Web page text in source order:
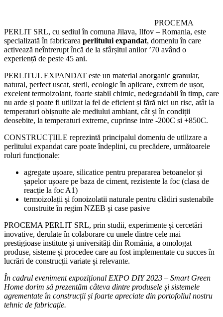
PROCEMA
PERLIT SRL, cu sediul în comuna Jilava, Ilfov – Romania, este
specializată în fabricarea perlitului expandat, domeniu în care
activează neîntrerupt încă de la sfârșitul anilor ’70 având o
experiență de peste 45 ani.
PERLITUL EXPANDAT este un material anorganic granular,
natural, perfect uscat, steril, ecologic în aplicare, extrem de ușor,
excelent termoizolant, foarte stabil chimic, nedegradabil în timp, care
nu arde și poate fi utilizat la fel de eficient și fără nici un risc, atât la
temperaturi obișnuite ale mediului ambiant, cât și în condiții
deosebite, la temperaturi extreme, cuprinse intre -200C si +850C.
CONSTRUCȚIILE reprezintă principalul domeniu de utilizare a
perlitului expandat care poate îndeplini, cu precădere, următoarele
roluri funcționale:
agregate ușoare, silicatice pentru prepararea betoanelor și
șapelor ușoare pe baza de ciment, rezistente la foc (clasa de
reacție la foc A1)
termoizolații și fonoizolatii naturale pentru clădiri sustenabile
construite în regim NZEB și case pasive
PROCEMA PERLIT SRL, prin studii, experimente și cercetări
inovative, derulate în colaborare cu unele dintre cele mai
prestigioase institute și universități din România, a omologat
produse, sisteme și procedee care au fost implementate cu succes în
lucrări de construcții variate și relevante.
În cadrul eveniment expozițional EXPO DIY 2023 – Smart Green
Home dorim să prezentăm câteva dintre produsele și sistemele
agrementate în construcții și foarte apreciate din portofoliul nostru
tehnic de fabricație.